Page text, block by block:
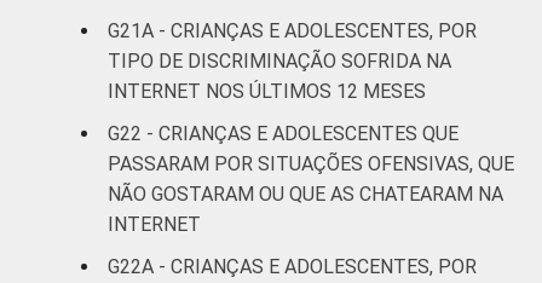
G21A - CRIANÇAS E ADOLESCENTES, POR
TIPO DE DISCRIMINAÇÃO SOFRIDA NA
INTERNET NOS ÚLTIMOS 12 MESES
G22 - CRIANÇAS E ADOLESCENTES QUE
PASSARAM POR SITUAÇÕES OFENSIVAS, QUE
NÃO GOSTARAM OU QUE AS CHATEARAM NA
INTERNET
G22A - CRIANÇAS E ADOLESCENTES, POR